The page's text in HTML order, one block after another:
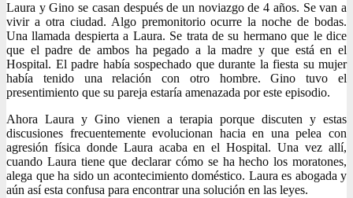
Laura y Gino se casan después de un noviazgo de 4 años. Se van a
vivir a otra ciudad. Algo premonitorio ocurre la noche de bodas.
Una llamada despierta a Laura. Se trata de su hermano que le dice
que el padre de ambos ha pegado a la madre y que está en el
Hospital. El padre había sospechado que durante la fiesta su mujer
había tenido una relación con otro hombre. Gino tuvo el
presentimiento que su pareja estaría amenazada por este episodio.
Ahora Laura y Gino vienen a terapia porque discuten y estas
discusiones frecuentemente evolucionan hacia en una pelea con
agresión física donde Laura acaba en el Hospital. Una vez allí,
cuando Laura tiene que declarar cómo se ha hecho los moratones,
alega que ha sido un acontecimiento doméstico. Laura es abogada y
aún así esta confusa para encontrar una solución en las leyes.